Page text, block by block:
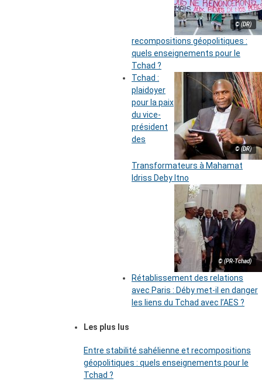
© (DR)
recompositions géopolitiques :
quels enseignements pour le
Tchad ?
© (DR)
Tchad :
plaidoyer
pour la paix
du vice-
président
des
Transformateurs à Mahamat
Idriss Deby Itno
© (PR-Tchad)
Rétablissement des relations
avec Paris : Déby met-il en danger
les liens du Tchad avec l’AES ?
Les plus lus
Entre stabilité sahélienne et recompositions
géopolitiques : quels enseignements pour le
Tchad ?